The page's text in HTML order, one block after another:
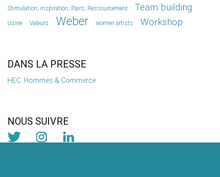
Stimulation; Inspiration; Pairs; Ressourcement
Team building
Usine Valeurs Weber women artists Workshop
DANS LA PRESSE
HEC. Hommes & Commerce
NOUS SUIVRE